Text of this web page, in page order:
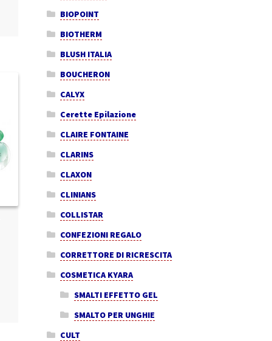
BIOPOINT
BIOTHERM
BLUSH ITALIA
BOUCHERON
CALYX
Cerette Epilazione
CLAIRE FONTAINE
CLARINS
CLAXON
CLINIANS
COLLISTAR
CONFEZIONI REGALO
CORRETTORE DI RICRESCITA
COSMETICA KYARA
SMALTI EFFETTO GEL
SMALTO PER UNGHIE
CULT